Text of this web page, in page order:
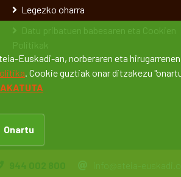
Legezko oharra
Datu pribatuen babesaren eta Cookien
Politikak
Euskadi-an, norberaren eta
. Cookie guztiak onar ditzakezu
Onartu